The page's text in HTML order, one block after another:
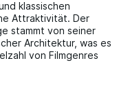
klassischen
Attraktivität. Der
stammt von seiner
Architektur, was es
von Filmgenres